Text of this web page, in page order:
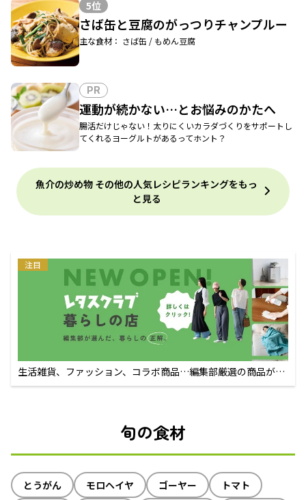
5位
さば缶と豆腐のがっつりチャンプルー
主な食材： さば缶 / もめん豆腐
PR
運動が続かない…とお悩みのかたへ
腸活だけじゃない！太りにくいカラダづくりをサポートし
てくれるヨーグルトがあるってホント？
魚介の炒め物 その他の人気レシピランキングをもっ
と見る
注目
生活雑貨、ファッション、コラボ商品…編集部厳選の商品が買
えるECサイト
旬の食材
とうがん モロヘイヤ ゴーヤー
トマト